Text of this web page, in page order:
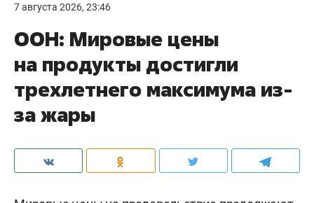
7 августа 2026, 23:46
ООН: Мировые цены
на продукты достигли
трехлетнего максимума из-
за жары